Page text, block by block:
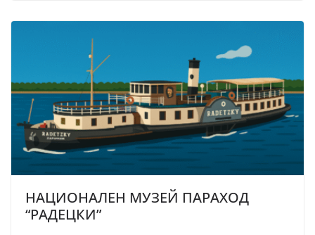
НАЦИОНАЛЕН МУЗЕЙ ПАРАХОД
“РАДЕЦКИ”